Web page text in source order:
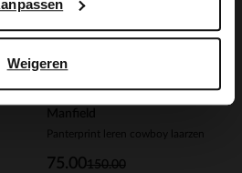
Weigeren
Panterprint leren cowboy laarzen
150.00
75.00